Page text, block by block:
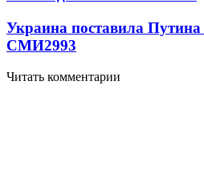
Украина поставила
СМИ2993
Читать комментарии